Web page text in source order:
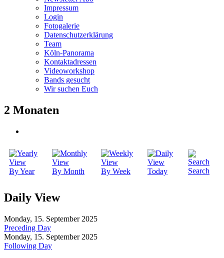
Impressum
Login
Fotogalerie
Datenschutzerklärung
Team
Köln-Panorama
Kontaktadressen
Videoworkshop
Bands gesucht
Wir suchen Euch
2 Monaten
By Year By Month By Week Today Search
Daily View
Monday, 15. September 2025
Preceding Day
Monday, 15. September 2025
Following Day